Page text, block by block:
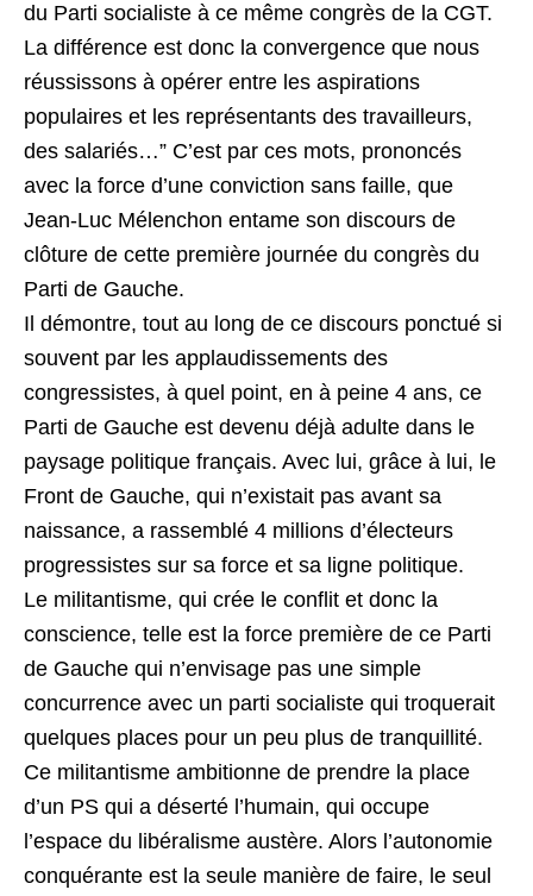
du Parti socialiste à ce même congrès de la CGT.
La différence est donc la convergence que nous
réussissons à opérer entre les aspirations
populaires et les représentants des travailleurs,
des salariés…” C’est par ces mots, prononcés
avec la force d’une conviction sans faille, que
Jean-Luc Mélenchon entame son discours de
clôture de cette première journée du congrès du
Parti de Gauche.
Il démontre, tout au long de ce discours ponctué si
souvent par les applaudissements des
congressistes, à quel point, en à peine 4 ans, ce
Parti de Gauche est devenu déjà adulte dans le
paysage politique français. Avec lui, grâce à lui, le
Front de Gauche, qui n’existait pas avant sa
naissance, a rassemblé 4 millions d’électeurs
progressistes sur sa force et sa ligne politique.
Le militantisme, qui crée le conflit et donc la
conscience, telle est la force première de ce Parti
de Gauche qui n’envisage pas une simple
concurrence avec un parti socialiste qui troquerait
quelques places pour un peu plus de tranquillité.
Ce militantisme ambitionne de prendre la place
d’un PS qui a déserté l’humain, qui occupe
l’espace du libéralisme austère. Alors l’autonomie
conquérante est la seule manière de faire, le seul